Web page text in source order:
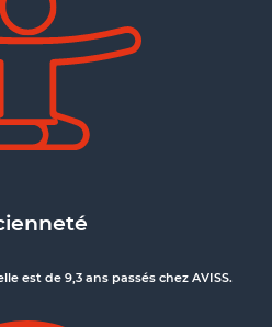
est de 9,3 ans passés chez AVISS.